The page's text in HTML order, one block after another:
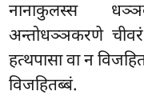
नानाकुलस्स
अन्तोधञ्ञकरणे चीवरं
हत्थपासा वा न
विजहितब्बं.